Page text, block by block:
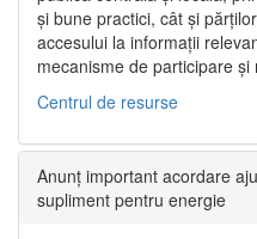
și bune practici, cât și
accesului la informații
mecanisme de participare
Centrul de resurse
Anunț important acordare
supliment pentru energie